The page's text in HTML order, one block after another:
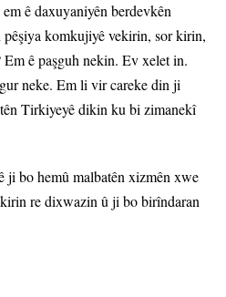
ê daxuyaniyên berdevkên
komkujiyê vekirin, sor kirin,
ê paşguh nekin. Ev xelet in.
neke. Em li vir careke din ji
Tirkiyeyê dikin ku bi zimanekî
ji bo hemû malbatên xizmên xwe
re dixwazin û ji bo birîndaran